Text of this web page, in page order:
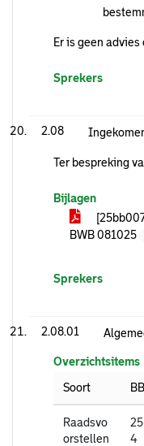
Er is geen
Sprekers
2.08
Ter bespreking
Bijlagen
BWB 081025
Sprekers
2.08.01
Overzichtsitems
Soort
Raadsvo
orstellen
4